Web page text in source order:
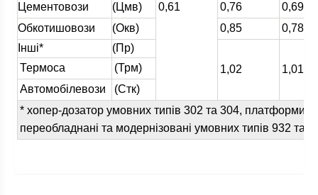
0,61
Цементовози
(Цмв) 0,76
0,69
Обкотишовози
(Окв) 0,85
0,78
Інші*
(Пр)
1,02
1,01
Термоса
(Трм)
Автомобілевози
(Стк)
* хопер-дозатор умовних типів 302 та 304, платформи
переобладнані та модернізовані умовних типів 932 та